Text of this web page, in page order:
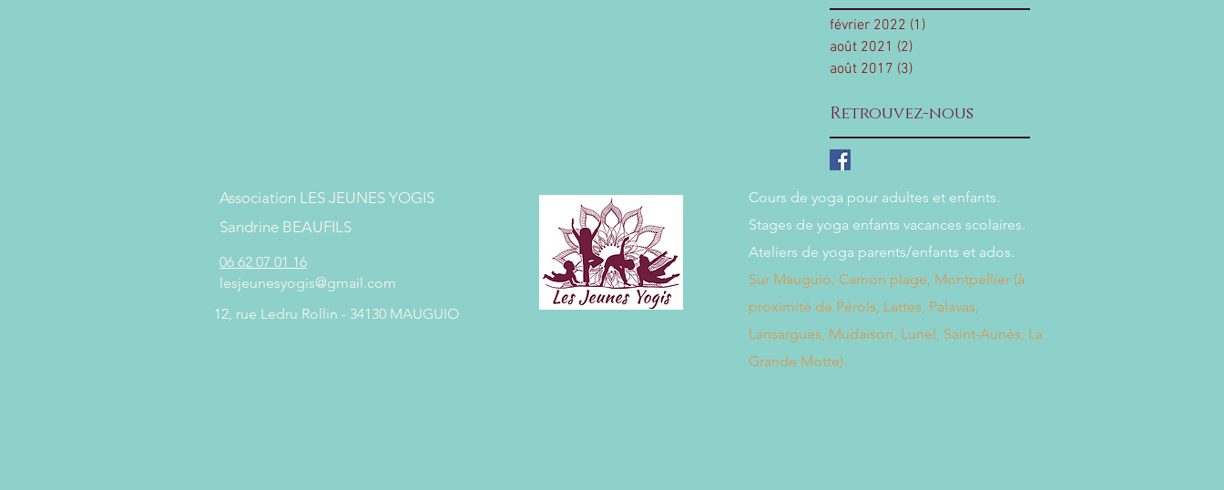
février 2022 (1)
août 2021 (2)
août 2017 (3)
Retrouvez-nous
Association LES JEUNES YOGIS
Sandrine BEAUFILS
06 62 07 01 16
lesjeunesyogis@gmail.com
12, rue Ledru Rollin - 34130 MAUGUIO
Cours de yoga pour adultes et enfants.
Stages de yoga enfants vacances scolaires.
Ateliers de yoga parents/enfants et ados.
Sur Mauguio, Carnon plage, Montpellier (à
proximité de Pérols, Lattes, Palavas,
Lansargues, Mudaison, Lunel, Saint-Aunès, La
Grande Motte).